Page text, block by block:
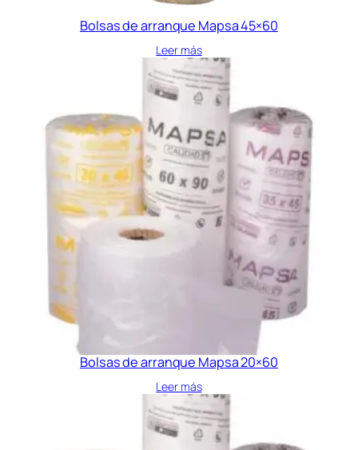
Bolsas de arranque Mapsa 45×60
Leer más
Bolsas de arranque Mapsa 20×60
Leer más